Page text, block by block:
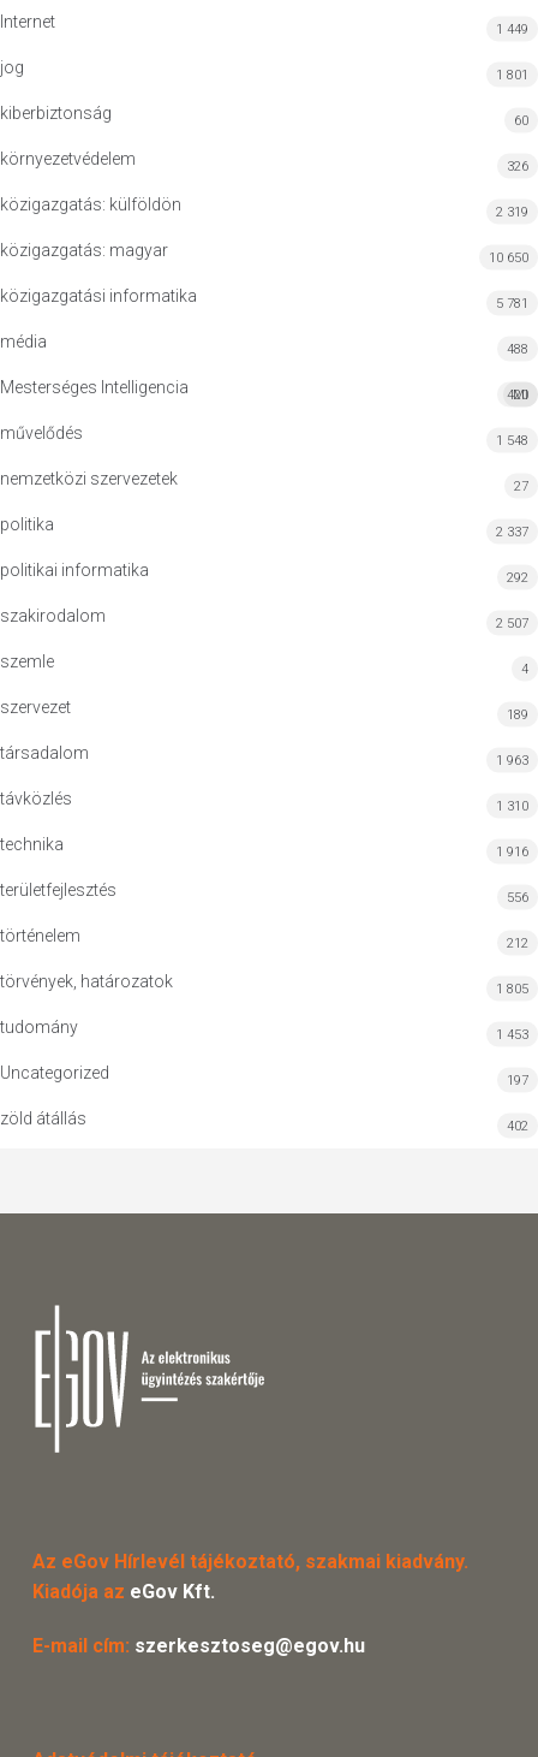
Internet 1 449
jog 1 801
kiberbiztonság 60
környezetvédelem 326
közigazgatás: külföldön 2 319
közigazgatás: magyar 10 650
közigazgatási informatika 5 781
média 488
Mesterséges Intelligencia MI
420
művelődés 1 548
nemzetközi szervezetek 27
politika 2 337
politikai informatika 292
szakirodalom 2 507
szemle 4
szervezet 189
társadalom 1 963
távközlés 1 310
technika 1 916
területfejlesztés 556
történelem 212
törvények, határozatok 1 805
tudomány 1 453
Uncategorized 197
zöld átállás 402
Az eGov Hírlevél tájékoztató, szakmai kiadvány.
Kiadója az eGov Kft.
E-mail cím: szerkesztoseg@egov.hu